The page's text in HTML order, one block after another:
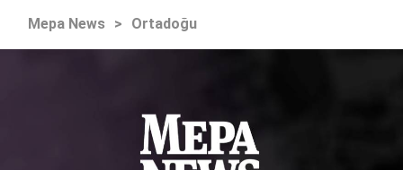
Mepa News > Ortadoğu